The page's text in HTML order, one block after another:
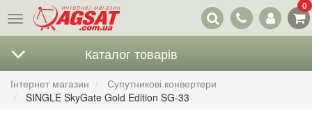
Меню
Наші
контакти
0
Каталог товарів
Інтернет магазин
Супутникові конвертери
SINGLE SkyGate Gold Edition SG-33